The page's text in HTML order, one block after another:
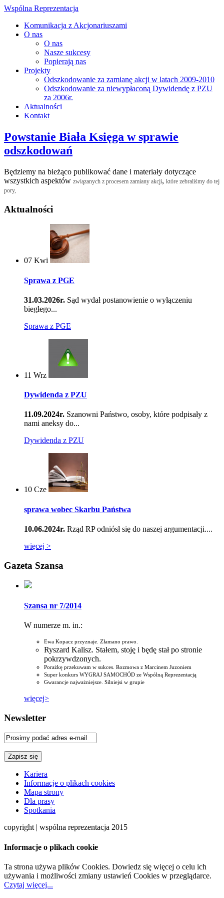
Wspólna Reprezentacja
Komunikacja z Akcjonariuszami
O nas
O nas
Nasze sukcesy
Popierają nas
Projekty
Odszkodowanie za zamianę akcji w latach 2009-2010
Odszkodowanie za niewypłaconą Dywidendę z PZU
za 2006r.
Aktualności
Kontakt
Powstanie Biała Księga w sprawie
odszkodowań
Będziemy na bieżąco publikować dane i materiały dotyczące
wszystkich aspektów związanych z procesem zamiany akcji, które zebraliśmy do tej
pory,
Aktualności
07 Kwi
Sprawa z PGE
31.03.2026r. Sąd wydał postanowienie o wyłączeniu
biegłego...
Sprawa z PGE
11 Wrz
Dywidenda z PZU
11.09.2024r. Szanowni Państwo, osoby, które podpisały z
nami aneksy do...
Dywidenda z PZU
10 Cze
sprawa wobec Skarbu Państwa
10.06.2024r. Rząd RP odniósł się do naszej argumentacji....
więcej >
Gazeta Szansa
Szansa nr 7/2014
W numerze m. in.:
Ewa Kopacz przyznaje. Złamano prawo.
Ryszard Kalisz. Stałem, stoję i będę stał po stronie
pokrzywdzonych.
Porażkę przekuwam w sukces. Rozmowa z Marcinem Juzoniem
Super konkurs WYGRAJ SAMOCHÓD ze Wspólną Reprezentacją
Gwarancje najważniejsze. Silniejsi w grupie
więcej>
Newsletter
Kariera
Informacje o plikach cookies
Mapa strony
Dla prasy
Spotkania
copyright | wspólna reprezentacja 2015
Informacje o plikach cookie
Ta strona używa plików Cookies. Dowiedz się więcej o celu ich
używania i możliwości zmiany ustawień Cookies w przeglądarce.
Czytaj więcej...